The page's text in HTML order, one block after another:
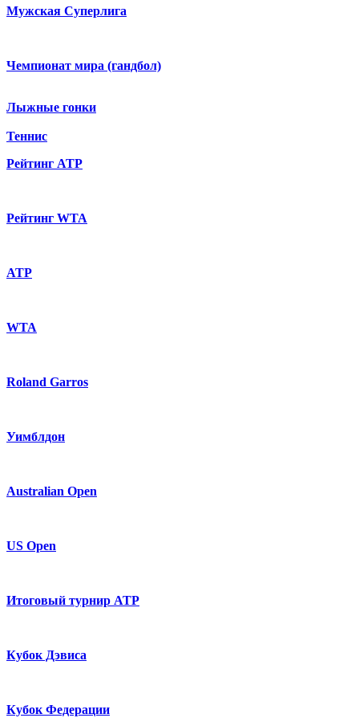
Мужская Суперлига
Чемпионат мира (гандбол)
Лыжные гонки
Теннис
Рейтинг ATP
Рейтинг WTA
ATP
WTA
Roland Garros
Уимблдон
Australian Open
US Open
Итоговый турнир ATP
Кубок Дэвиса
Кубок Федерации